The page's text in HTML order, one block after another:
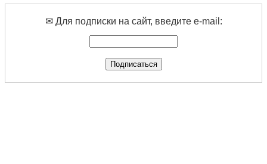
✉ Для подписки на сайт, введите e-mail: